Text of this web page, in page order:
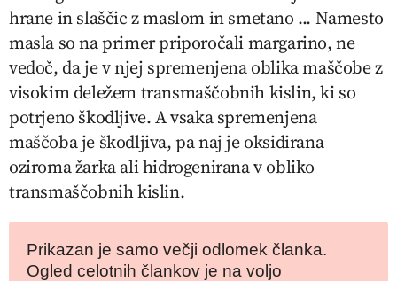
hrane in slaščic z maslom in smetano ... Namesto
masla so na primer priporočali margarino, ne
vedoč, da je v njej spremenjena oblika maščobe z
visokim deležem transmaščobnih kislin, ki so
potrjeno škodljive. A vsaka spremenjena
maščoba je škodljiva, pa naj je oksidirana
oziroma žarka ali hidrogenirana v obliko
transmaščobnih kislin.
Prikazan je samo večji odlomek članka.
Ogled celotnih člankov je na voljo